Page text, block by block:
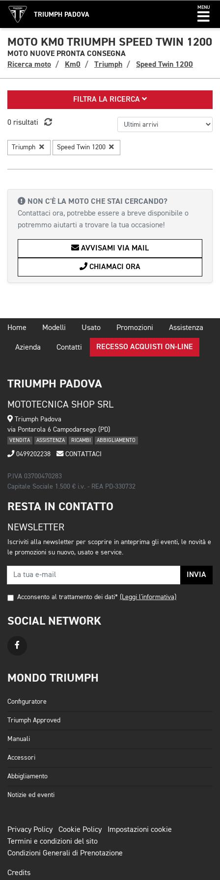
TRIUMPH PADOVA
MENU
MOTO KM0 TRIUMPH SPEED TWIN 1200
MOTO NUOVE PRONTA CONSEGNA
Ricerca moto
Km0 Triumph Speed Twin 1200
FILTRA LA RICERCA
0 risultati
Triumph Speed Twin 1200
NON C'È LA MOTO CHE STAI CERCANDO?
Contattaci ora, potrebbe essere a breve disponibile o
potremmo aiutarti a trovare la tua occasione!
AVVISAMI VIA MAIL
CHIAMACI ORA
Home Modelli Usato Promozioni Assistenza
Azienda Contatti RECESSO ACQUISTI ON-LINE
TRIUMPH PADOVA
MOTOTECNICA SHOP SRL
Triumph Padova
via Pontarola 6 Campodarsego (PD)
VENDITA ASSISTENZA RICAMBI ABBIGLIAMENTO
0499202238 CONTATTACI
P.IVA 03700470283
Capitale Sociale 1.500 € i.v. - REA PD-330732
RESTA IN CONTATTO
NEWSLETTER
Iscriviti alla newsletter per scoprire in anteprima gli eventi, le novità e
le promozioni su nuovo, usato e service.
INVIA
Acconsento al trattamento dei dati* (Leggi l'informativa)
SOCIAL NETWORK
MONDO TRIUMPH
Configuratore
Triumph Approved
Manuali
Accessori
Abbigliamento
Notizie ed eventi
Privacy Policy Cookie Policy
Impostazioni cookie
Termini e condizioni del sito
Condizioni Generali di Prenotazione
Credits